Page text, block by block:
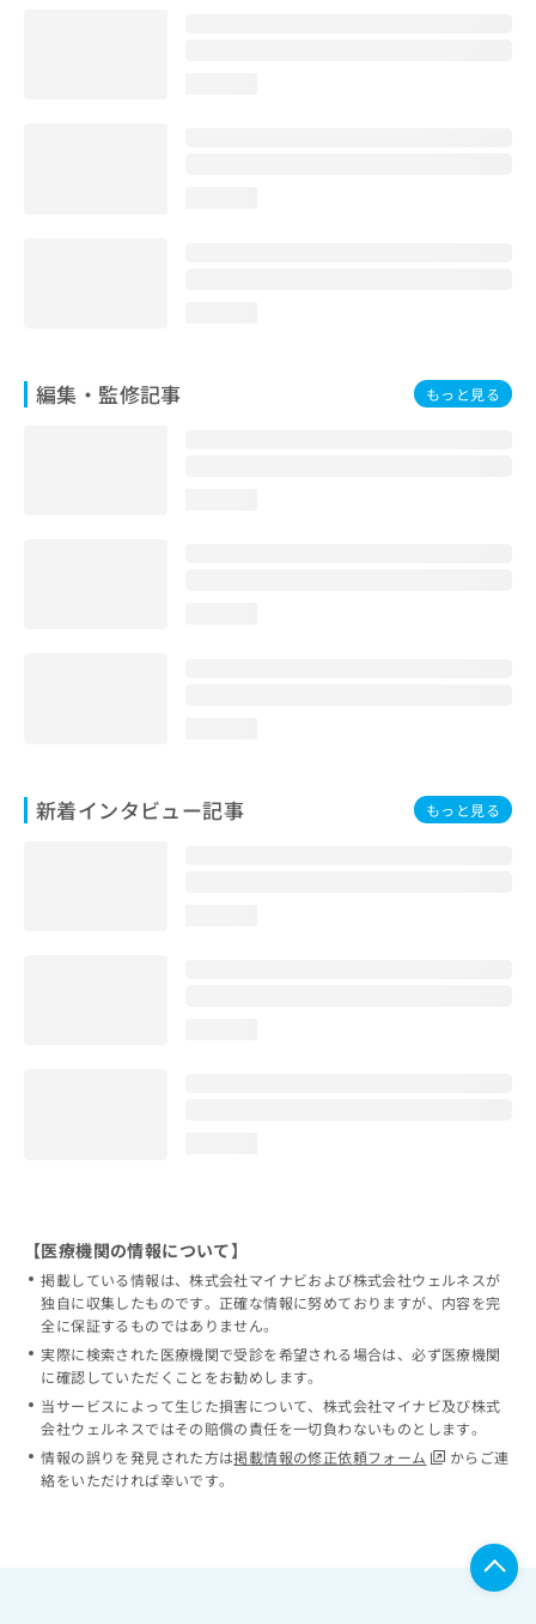
編集・監修記事 もっと見る
新着インタビュー記事 もっと見る
【医療機関の情報について】
掲載している情報は、株式会社マイナビおよび株式会社ウェルネスが
独自に収集したものです。正確な情報に努めておりますが、内容を完
全に保証するものではありません。
実際に検索された医療機関で受診を希望される場合は、必ず医療機関
に確認していただくことをお勧めします。
当サービスによって生じた損害について、株式会社マイナビ及び株式
会社ウェルネスではその賠償の責任を一切負わないものとします。
情報の誤りを発見された方は掲載情報の修正依頼フォーム
からご連
絡をいただければ幸いです。